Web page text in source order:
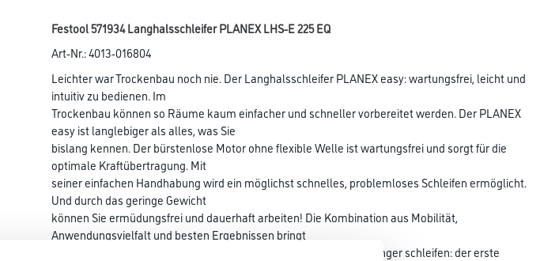
Festool 571934 Langhalsschleifer PLANEX LHS-E 225 EQ
Art-Nr.:4013-016804
Leichter war Trockenbau noch nie. Der Langhalsschleifer PLANEX easy: wartungsfrei, leicht und
intuitiv zu bedienen. Im
Trockenbau können so Räume kaum einfacher und schneller vorbereitet werden. Der PLANEX
easy ist langlebiger als alles, was Sie
bislang kennen. Der bürstenlose Motor ohne flexible Welle ist wartungsfrei und sorgt für die
optimale Kraftübertragung. Mit
seiner einfachen Handhabung wird ein möglichst schnelles, problemloses Schleifen ermöglicht.
Und durch das geringe Gewicht
können Sie ermüdungsfrei und dauerhaft arbeiten! Die Kombination aus Mobilität,
Anwendungsvielfalt und besten Ergebnissen bringt
Sie schnell und sicher zum Ziel: die perfekte Oberfläche. Einfach länger schleifen: der erste